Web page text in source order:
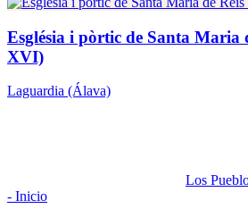
Església i pòrtic de Santa Maria
XVI)
Laguardia (Álava)
Los
- Inicio